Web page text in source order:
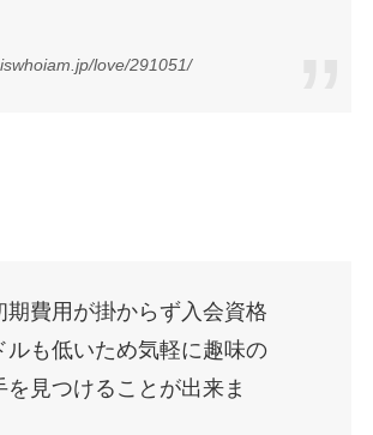
love/291051/
期費用が掛からず入会資格
ルも低いため気軽に趣味の
を見つけることが出来ま